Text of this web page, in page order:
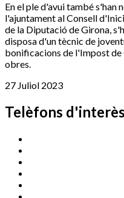
En el ple d'avui també s'han
l'ajuntament al Consell
de la Diputació de Girona,
disposa d'un tècnic de
bonificacions de l'Impost de
obres.
27 Juliol 2023
Telèfons d'interès